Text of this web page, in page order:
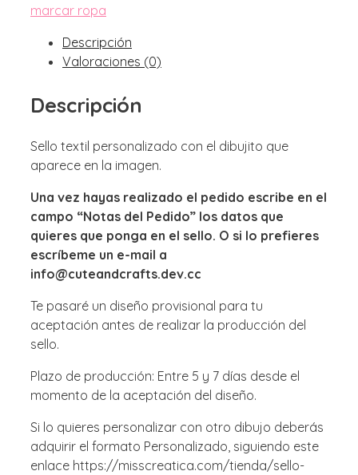
marcar ropa
Descripción
Valoraciones (0)
Descripción
Sello textil personalizado con el dibujito que
aparece en la imagen.
Una vez hayas realizado el pedido escribe en el
campo “Notas del Pedido” los datos que
quieres que ponga en el sello. O si lo prefieres
escríbeme un e-mail a
info@cuteandcrafts.dev.cc
Te pasaré un diseño provisional para tu
aceptación antes de realizar la producción del
sello.
Plazo de producción: Entre 5 y 7 días desde el
momento de la aceptación del diseño.
Si lo quieres personalizar con otro dibujo deberás
adquirir el formato Personalizado, siguiendo este
enlace https://misscreatica.com/tienda/sello-